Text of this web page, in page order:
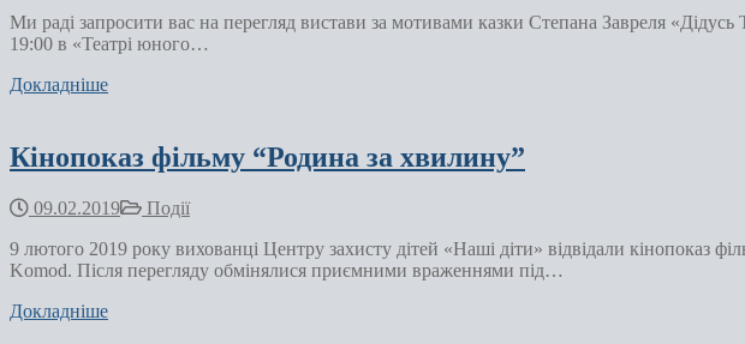
Ми раді запросити вас на перегляд вистави за мотивами казки Степана Завреля «Дідусь
19:00 в «Театрі юного…
Докладніше
Кінопоказ фільму “Родина за хвилину”
09.02.2019
Події
9 лютого 2019 року вихованці Центру захисту дітей «Наші діти» відвідали кінопоказ
Komod. Після перегляду обмінялися приємними враженнями під…
Докладніше